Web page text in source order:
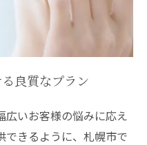
良質なプラン
いお客様の悩みに応え
できるように、札幌市で